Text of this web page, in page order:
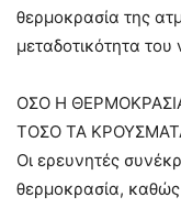
θερμοκρασία της
μεταδοτικότητα
ΟΣΟ Η
ΤΟΣΟ ΤΑ
Οι ερευνητές
θερμοκρασία,